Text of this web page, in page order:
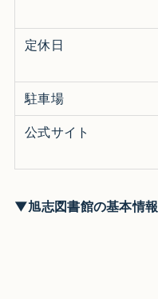
定休日
駐車場
公式サイト
▼旭志図書館の基本情報